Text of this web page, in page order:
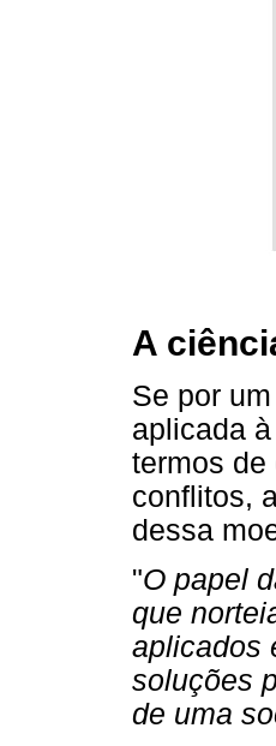
A
Se por
aplicada
termos de
conflitos,
dessa
"O papel
que
aplicados
soluções
de uma